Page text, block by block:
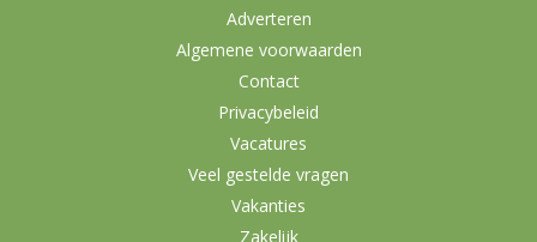
Adverteren
Algemene voorwaarden
Contact
Privacybeleid
Vacatures
Veel gestelde vragen
Vakanties
Zakelijk